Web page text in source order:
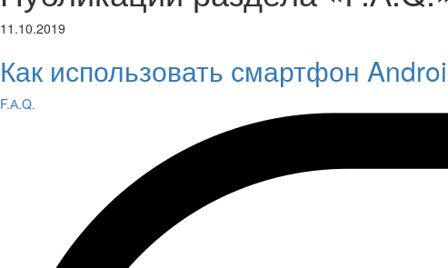
11.10.2019
Как использовать смартфон
F.А.Q.